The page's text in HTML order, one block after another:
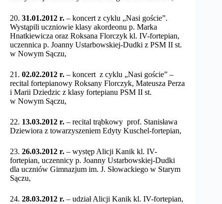
20. 31.01.2012 r. – koncert z cyklu „Nasi goście”.
Wystąpili uczniowie klasy akordeonu p. Marka
Hnatkiewicza oraz Roksana Florczyk kl. IV-fortepian,
uczennica p. Joanny Ustarbowskiej-Dudki z PSM II st.
w Nowym Sączu,
21. 02.02.2012 r. – koncert z cyklu „Nasi goście” –
recital fortepianowy Roksany Florczyk, Mateusza Perza
i Marii Dziedzic z klasy fortepianu PSM II st.
w Nowym Sączu,
22. 13.03.2012 r. – recital trąbkowy prof. Stanisława
Dziewiora z towarzyszeniem Edyty Kuschel-fortepian,
23. 26.03.2012 r. – występ Alicji Kanik kl. IV-
fortepian, uczennicy p. Joanny Ustarbowskiej-Dudki
dla uczniów Gimnazjum im. J. Słowackiego w Starym
Sączu,
24. 28.03.2012 r. – udział Alicji Kanik kl. IV-fortepian,